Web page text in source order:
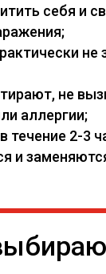
себя и
не
не
аллергии;
течение 2-3
и